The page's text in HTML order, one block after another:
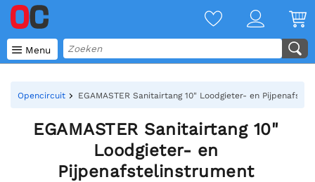
 Menu
Opencircuit EGAMASTER Sanitairtang 10" Loodgieter- en
EGAMASTER Sanitairtang 10"
Loodgieter- en
Pijpenafstelinstrument